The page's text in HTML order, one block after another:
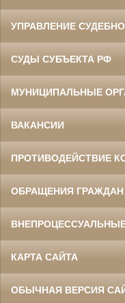
УПРАВЛЕНИЕ
СУДЫ СУБЪЕКТА РФ
МУНИЦИПАЛЬНЫЕ
ВАКАНСИИ
ПРОТИВОДЕЙСТВИЕ
ОБРАЩЕНИЯ ГРАЖДАН
КАРТА САЙТА
ОБЫЧНАЯ ВЕРСИЯ